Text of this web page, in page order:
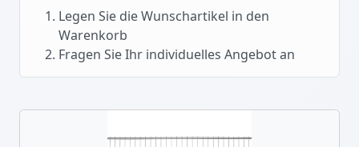
Legen Sie die Wunschartikel in den
Warenkorb
Fragen Sie Ihr individuelles Angebot an